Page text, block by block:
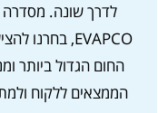
לדרך שונה. מסדרה
EVAPCO, בחרנו להציע דגם עם
החום הגדול ביותר
הממצאים ללקוח